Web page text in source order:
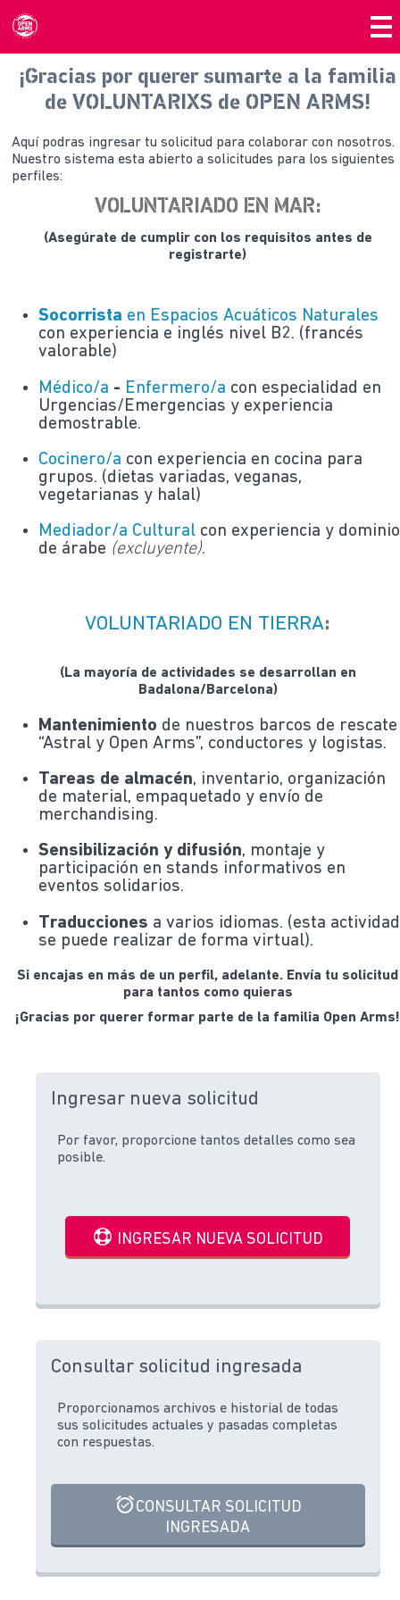
¡Gracias por querer sumarte a la familia
de VOLUNTARIXS de OPEN ARMS!
Aquí podras ingresar tu solicitud para colaborar con nosotros.
Nuestro sistema esta abierto a solicitudes para los siguientes
perfiles:
VOLUNTARIADO EN MAR:
(Asegúrate de cumplir con los requisitos antes de
registrarte)
Socorrista en Espacios Acuáticos Naturales
con experiencia e inglés nivel B2. (francés
valorable)
Médico/a - Enfermero/a con especialidad en
Urgencias/Emergencias y experiencia
demostrable.
Cocinero/a con experiencia en cocina para
grupos. (dietas variadas, veganas,
vegetarianas y halal)
Mediador/a Cultural con experiencia y dominio
de árabe (excluyente).
VOLUNTARIADO EN TIERRA:
(La mayoría de actividades se desarrollan en
Badalona/Barcelona)
Mantenimiento de nuestros barcos de rescate
“Astral y Open Arms”, conductores y logistas.
Tareas de almacén, inventario, organización
de material, empaquetado y envío de
merchandising.
Sensibilización y difusión, montaje y
participación en stands informativos en
eventos solidarios.
Traducciones a varios idiomas. (esta actividad
se puede realizar de forma virtual).
Si encajas en más de un perfil, adelante. Envía tu solicitud
para tantos como quieras
¡Gracias por querer formar parte de la familia Open Arms!
Ingresar nueva solicitud
Por favor, proporcione tantos detalles como sea
posible.
INGRESAR NUEVA SOLICITUD
Consultar solicitud ingresada
Proporcionamos archivos e historial de todas
sus solicitudes actuales y pasadas completas
con respuestas.
CONSULTAR SOLICITUD
INGRESADA